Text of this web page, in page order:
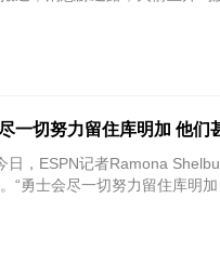
一切努力留住库明加 他们
日，ESPN记者Ramona
“勇士会尽一切努力留住库明